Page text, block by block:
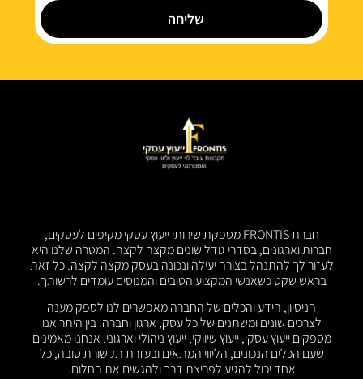
שליחה
חברת FRONTIS מספקת שירותי ייעוץ עסקי מקיפים לעסקים,
חברות וארגונים, בסדרי גודל שונים מקצה לקצה. המטרה שלנו היא
לעזור לך להתנהל בצורה יעילה ונכונה בעסק מקצה לקצה. כל זאת
בראש שקט כשאנשי המקצוע הטובים והמנוסים עומדים לרשותך.
הניסיון, הידע והכלים של החברה מאפשרים לנו לספק מענה
לצרכים שונים ומשתנים של כל עסק, ארגון וחברה. בין היתר אנו
מספקים ייעוץ עסקי, ייעוץ שיווקי, ייעוץ ניהולי וארגוני. אנחנו מאמינים
שעם הכלים הנכונים, הליווי המתאים ובעזרת תקשורת טובה, כל
אחד יכול להגיע לפריצת דרך ולהגשים את החלום.